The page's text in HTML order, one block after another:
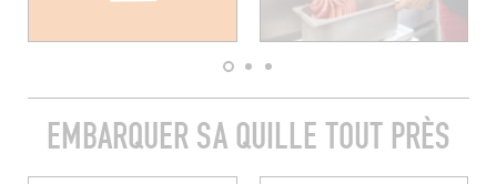
EMBARQUER SA QUILLE TOUT PRÈS